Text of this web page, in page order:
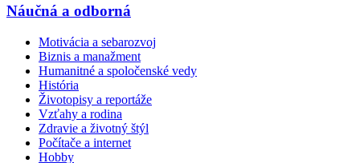
Náučná a odborná
Motivácia a sebarozvoj
Biznis a manažment
Humanitné a spoločenské vedy
História
Životopisy a reportáže
Vzťahy a rodina
Zdravie a životný štýl
Počítače a internet
Hobby